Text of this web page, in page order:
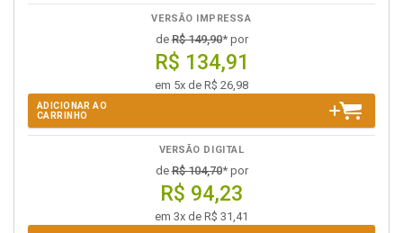
VERSÃO IMPRESSA
deR$ 149,90* por
R$ 134,91
em 5x de R$ 26,98
ADICIONAR AO
CARRINHO
VERSÃO DIGITAL
deR$ 104,70* por
R$ 94,23
em 3x de R$ 31,41